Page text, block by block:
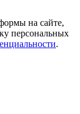
на сайте,
персональных
.